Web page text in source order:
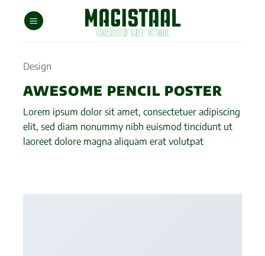
naar
Design
AWESOME PENCIL POSTER
Lorem ipsum dolor sit amet, consectetuer adipiscing
elit, sed diam nonummy nibh euismod tincidunt ut
laoreet dolore magna aliquam erat volutpat